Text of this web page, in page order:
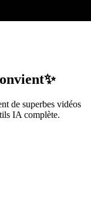
✨
de superbes vidéos
IA complète.